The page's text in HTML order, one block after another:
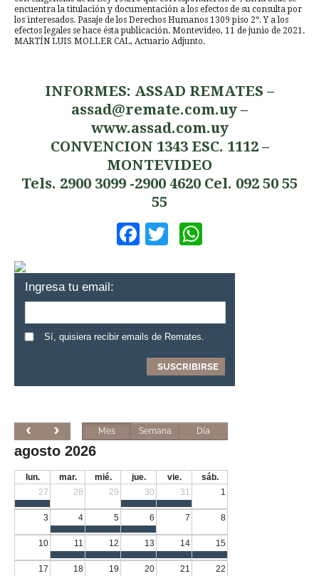
encuentra la titulación y documentación a los efectos de su consulta por
los interesados. Pasaje de los Derechos Humanos 1309 piso 2º. Y a los
efectos legales se hace ésta publicación. Montevideo, 11 de junio de 2021.
MARTÍN LUIS MOLLER CAL, Actuario Adjunto.
INFORMES: ASSAD REMATES –
assad@remate.com.uy –
www.assad.com.uy
CONVENCION 1343 ESC. 1112 –
MONTEVIDEO
Tels. 2900 3099 -2900 4620 Cel. 092 50 55
55
Facebook
Twitter
Ingresa tu email:
Sí, quisiera recibir emails de Remates.
Mes Semana Día
agosto 2026
lun. mar. mié. jue. vie.
sáb.
27
28 29 30 31 1
3 4 5 6 7 8
10 11 12 13 14 15
17 18 19 20 21 22